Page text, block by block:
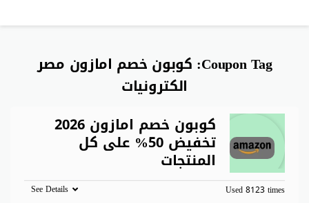
Coupon Tag: كوبون خصم امازون مصر
الكترونيات
كوبون خصم امازون 2026
تخفيض 50% على كل
المنتجات
Used 8123 times
See Details